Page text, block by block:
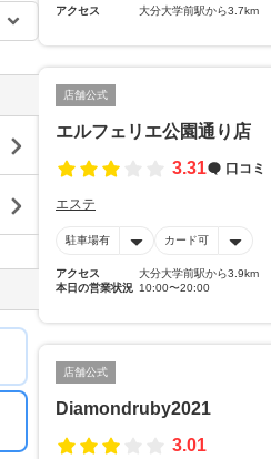
アクセス 大分大学前駅から3.7km
店舗公式
エルフェリエ公園通り店
3.31
口コミ
エステ
駐車場有 カード可
アクセス
大分大学前駅から3.9km
本日の営業状況 10:00〜20:00
店舗公式
Diamondruby2021
3.01